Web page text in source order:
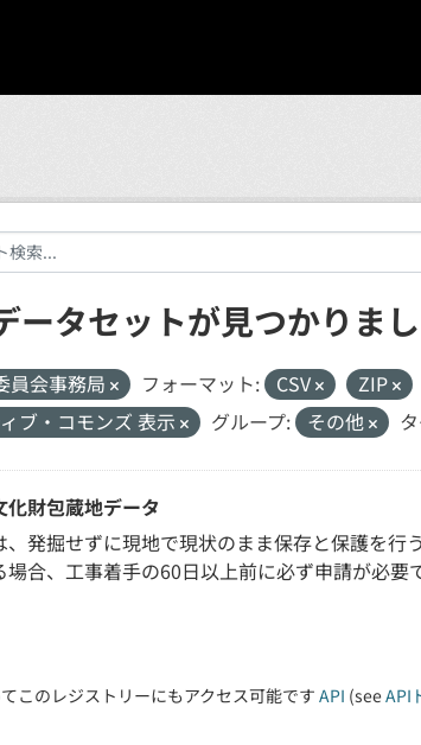
ータセットが見つかりま
員会事務局 フォーマット: CSV ZIP
ブ・コモンズ 表示
グループ: その他
化財包蔵地データ
、発掘せずに現地で現状のまま保存と保護を行
合、工事着手の60日以上前に必ず申請が必要で
このレジストリーにもアクセス可能ですAPI (seeAPI